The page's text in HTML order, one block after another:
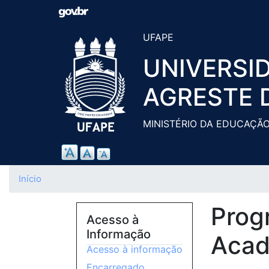
UFAPE
AGRESTE
MINISTÉRIO DA
Início
Acesso à
Informação
Acesso à informação